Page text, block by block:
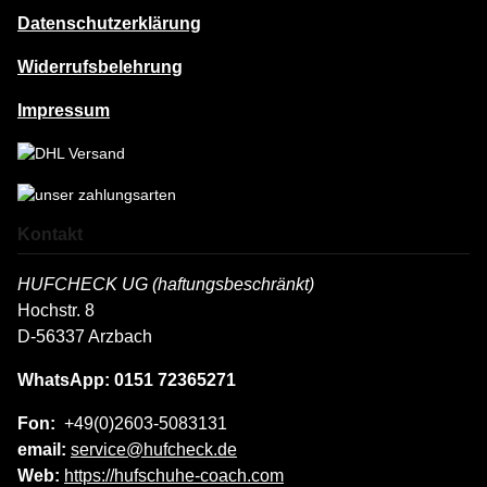
Datenschutzerklärung
Widerrufsbelehrung
Impressum
Kontakt
HUFCHECK UG (haftungsbeschränkt)
Hochstr. 8
D-56337 Arzbach
WhatsApp: 0151 72365271
Fon: +49(0)2603-5083131
email: service@hufcheck.de
Web: https://hufschuhe-coach.com